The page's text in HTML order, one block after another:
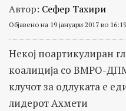
Автор: Сефер Тахири
Објавено на 19 јануари 2017 во 16:19
Некој поартикулиран
коалиција со ВМРО-
клучот за одлуката е
лидерот Ахмети